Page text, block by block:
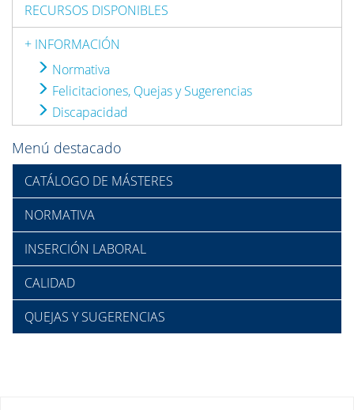
RECURSOS DISPONIBLES
+ INFORMACIÓN
Normativa
Felicitaciones, Quejas y Sugerencias
Discapacidad
Menú destacado
CATÁLOGO DE MÁSTERES
NORMATIVA
INSERCIÓN LABORAL
CALIDAD
QUEJAS Y SUGERENCIAS